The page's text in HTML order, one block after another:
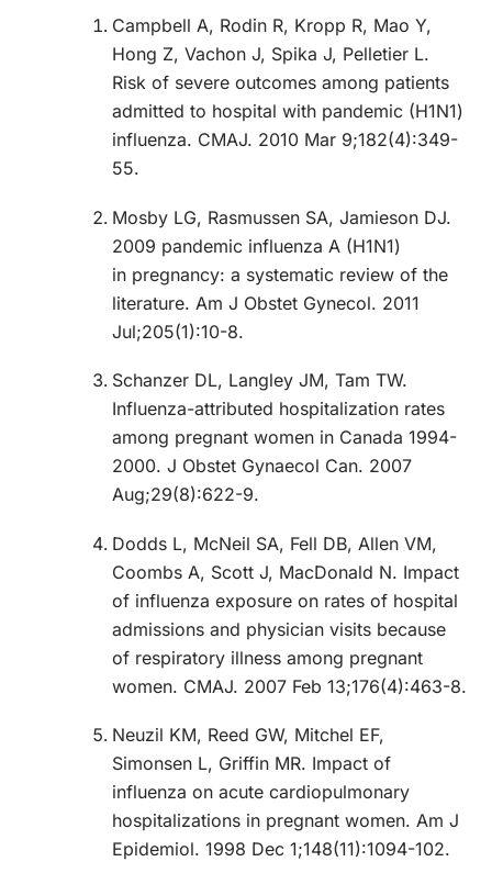
Campbell A, Rodin R, Kropp R, Mao Y,
Hong Z, Vachon J, Spika J, Pelletier L.
Risk of severe outcomes among patients
admitted to hospital with pandemic (H1N1)
influenza. CMAJ. 2010 Mar 9;182(4):349-
55.
Mosby LG, Rasmussen SA, Jamieson DJ.
2009 pandemic influenza A (H1N1)
in pregnancy: a systematic review of the
literature. Am J Obstet Gynecol. 2011
Jul;205(1):10-8.
Schanzer DL, Langley JM, Tam TW.
Influenza-attributed hospitalization rates
among pregnant women in Canada 1994-
2000. J Obstet Gynaecol Can. 2007
Aug;29(8):622-9.
Dodds L, McNeil SA, Fell DB, Allen VM,
Coombs A, Scott J, MacDonald N. Impact
of influenza exposure on rates of hospital
admissions and physician visits because
of respiratory illness among pregnant
women. CMAJ. 2007 Feb 13;176(4):463-8.
Neuzil KM, Reed GW, Mitchel EF,
Simonsen L, Griffin MR. Impact of
influenza on acute cardiopulmonary
hospitalizations in pregnant women. Am J
Epidemiol. 1998 Dec 1;148(11):1094-102.